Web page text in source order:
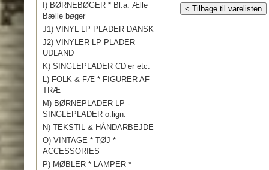
I) BØRNEBØGER * Bl.a. Ælle
Bælle bøger
J1) VINYL LP PLADER DANSK
J2) VINYLER LP PLADER
UDLAND
K) SINGLEPLADER CD’er etc.
L) FOLK & FÆ * FIGURER AF
TRÆ
M) BØRNEPLADER LP -
SINGLEPLADER o.lign.
N) TEKSTIL & HÅNDARBEJDE
O) VINTAGE * TØJ *
ACCESSORIES
P) MØBLER * LAMPER *
< Tilbage til varelisten